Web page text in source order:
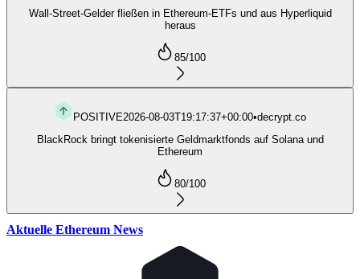
Wall-Street-Gelder fließen in Ethereum-ETFs und aus Hyperliquid
heraus
85/100
POSITIVE2026-08-03T19:17:37+00:00•decrypt.co
BlackRock bringt tokenisierte Geldmarktfonds auf Solana und
Ethereum
80/100
Aktuelle Ethereum News